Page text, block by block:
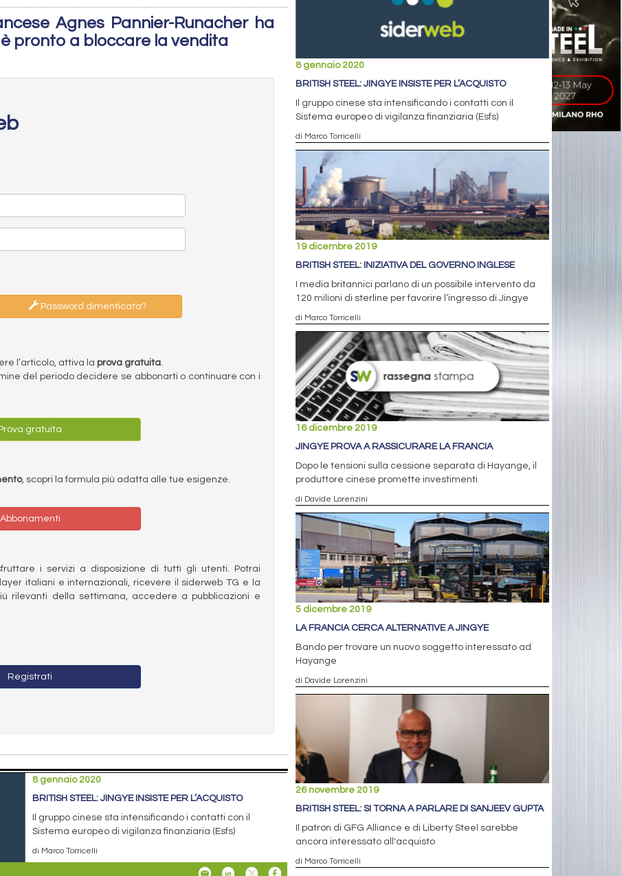
Agnes Pannier-Runacher ha
pronto a bloccare la vendita
Password dimenticata?
l’articolo, attiva la prova gratuita.
del periodo decidere se abbonarti o continuare con i
gratuita
, scopri la formula più adatta alle tue esigenze.
Abbonamenti
i servizi a disposizione di tutti gli utenti. Potrai
italiani e internazionali, ricevere il siderweb TG e la
rilevanti della settimana, accedere a pubblicazioni e
Registrati
8 gennaio 2020
BRITISH STEEL: JINGYE INSISTE PER L’ACQUISTO
Il gruppo cinese sta intensificando i contatti con il
Sistema europeo di vigilanza finanziaria (Esfs)
di Marco Torricelli
8 gennaio 2020
BRITISH STEEL: JINGYE INSISTE PER L’ACQUISTO
Il gruppo cinese sta intensificando i contatti con il
Sistema europeo di vigilanza finanziaria (Esfs)
di Marco Torricelli
19 dicembre 2019
BRITISH STEEL: INIZIATIVA DEL GOVERNO INGLESE
I media britannici parlano di un possibile intervento da
120 milioni di sterline per favorire l’ingresso di Jingye
di Marco Torricelli
16 dicembre 2019
JINGYE PROVA A RASSICURARE LA FRANCIA
Dopo le tensioni sulla cessione separata di Hayange, il
produttore cinese promette investimenti
di Davide Lorenzini
5 dicembre 2019
LA FRANCIA CERCA ALTERNATIVE A JINGYE
Bando per trovare un nuovo soggetto interessato ad
Hayange
di Davide Lorenzini
26 novembre 2019
BRITISH STEEL: SI TORNA A PARLARE DI SANJEEV GUPTA
Il patron di GFG Alliance e di Liberty Steel sarebbe
ancora interessato all'acquisto
di Marco Torricelli